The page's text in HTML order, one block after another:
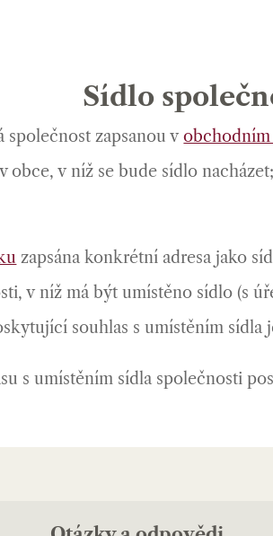
Sídlo
společnost zapsanou v
obce, v níž se bude sídlo
zapsána konkrétní adresa jako
v níž má být umístěno sídlo (s
souhlas s umístěním sídla
s umístěním sídla společnosti